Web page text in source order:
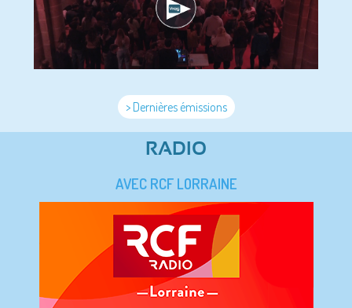
> Dernières émissions
RADIO
AVEC RCF LORRAINE